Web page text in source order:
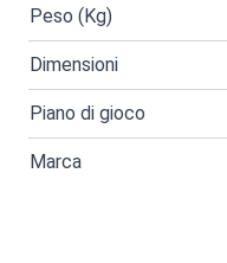
Peso (Kg)
Dimensioni
Piano di gioco
Marca